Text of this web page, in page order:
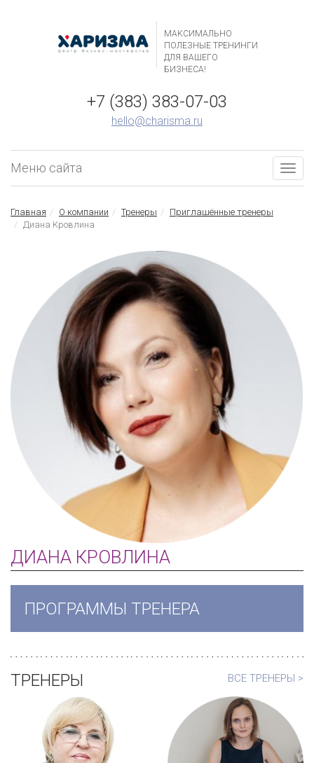
МАКСИМАЛЬНО
ПОЛЕЗНЫЕ ТРЕНИНГИ
ДЛЯ ВАШЕГО
БИЗНЕСА!
+7 (383) 383-07-03
hello@charisma.ru
Меню сайта
Главная О компании Тренеры
Приглашённые тренеры
Диана Кровлина
ДИАНА КРОВЛИНА
ПРОГРАММЫ ТРЕНЕРА
ВСЕ ТРЕНЕРЫ >
ТРЕНЕРЫ